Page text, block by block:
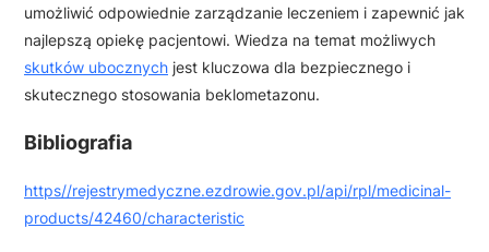
umożliwić odpowiednie zarządzanie leczeniem i zapewnić jak
najlepszą opiekę pacjentowi. Wiedza na temat możliwych
skutków ubocznych jest kluczowa dla bezpiecznego i
skutecznego stosowania beklometazonu.
Bibliografia
https//rejestrymedyczne.ezdrowie.gov.pl/api/rpl/medicinal-
products/42460/characteristic